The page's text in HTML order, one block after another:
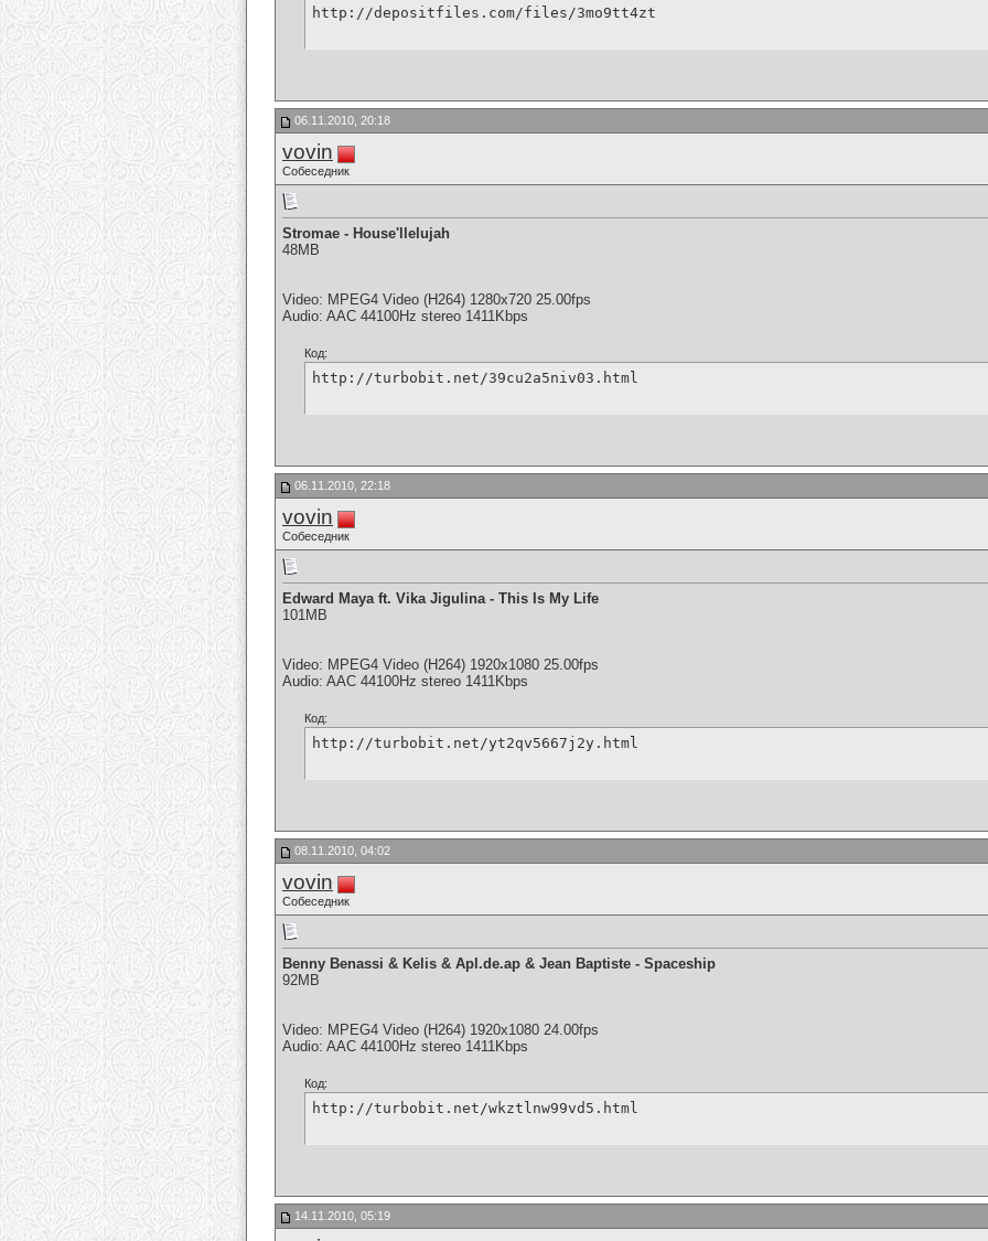
http://depositfiles.com/files/3mo9tt4zt
06.11.2010, 20:18
vovin
Собеседник
Stromae - House'llelujah
48MB
Video: MPEG4 Video (H264) 1280x720 25.00fps
Audio: AAC 44100Hz stereo 1411Kbps
Код:
http://turbobit.net/39cu2a5niv03.html
06.11.2010, 22:18
vovin
Собеседник
Edward Maya ft. Vika Jigulina - This Is My Life
101MB
Video: MPEG4 Video (H264) 1920x1080 25.00fps
Audio: AAC 44100Hz stereo 1411Kbps
Код:
http://turbobit.net/yt2qv5667j2y.html
08.11.2010, 04:02
vovin
Собеседник
Benny Benassi & Kelis & Apl.de.ap & Jean Baptiste - Spaceship
92MB
Video: MPEG4 Video (H264) 1920x1080 24.00fps
Audio: AAC 44100Hz stereo 1411Kbps
Код:
http://turbobit.net/wkztlnw99vd5.html
14.11.2010, 05:19